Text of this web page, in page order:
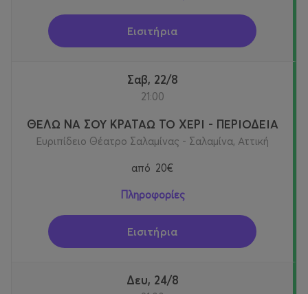
Εισιτήρια
Σαβ, 22/8
21:00
ΘΕΛΩ ΝΑ ΣΟΥ ΚΡΑΤΑΩ ΤΟ ΧΕΡΙ - ΠΕΡΙΟΔΕΙΑ
Ευριπίδειο Θέατρο Σαλαμίνας - Σαλαμίνα, Αττική
από 20€
Πληροφορίες
Εισιτήρια
Δευ, 24/8